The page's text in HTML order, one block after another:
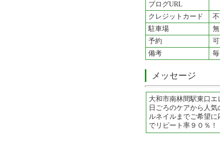
ブログURL
クレジットカード
駐車場
無
予約
可
備考
メッセージ
大和市南林間駅東口
日ごろのケアから人
ルネイルまでご希望
でリピート率９０％